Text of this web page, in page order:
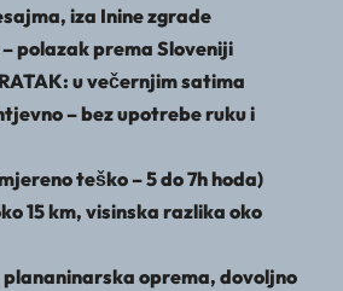
iza Inine zgrade
polazak prema Sloveniji
u večernjim satima
– bez upotrebe ruku i
teško – 5 do 7h hoda)
15 km, visinska razlika oko
plananinarska oprema, dovoljno